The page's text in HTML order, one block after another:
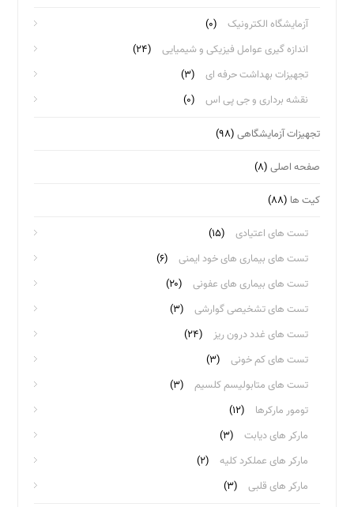
آزمایشگاه الکترونیک
(۰)
اندازه گیری عوامل فیزیکی و شیمیایی
(۲۴)
تجهیزات بهداشت حرفه ای
(۳)
نقشه برداری و جی پی اس
(۰)
تجهیزات آزمایشگاهی (۹۸)
صفحه اصلی (۸)
کیت ها (۸۸)
تست های اعتیادی
(۱۵)
تست های بیماری های خود ایمنی
(۶)
تست های بیماری های عفونی
(۲۰)
تست های تشخیصی گوارشی
(۳)
تست های غدد درون ریز
(۲۴)
تست های کم خونی
(۳)
تست های متابولیسم کلسیم
(۳)
تومور مارکرها
(۱۲)
مارکر های دیابت
(۳)
مارکر های عملکرد کلیه
(۲)
مارکر های قلبی
(۳)